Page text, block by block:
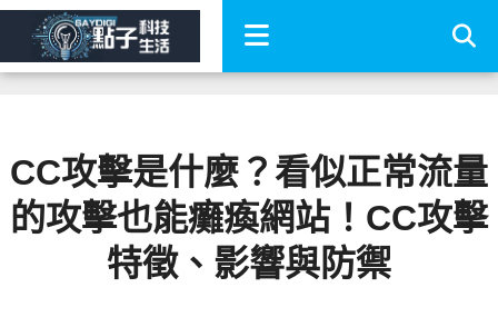
CC攻擊是什麼？看似正常流量
的攻擊也能癱瘓網站！CC攻擊
特徵、影響與防禦